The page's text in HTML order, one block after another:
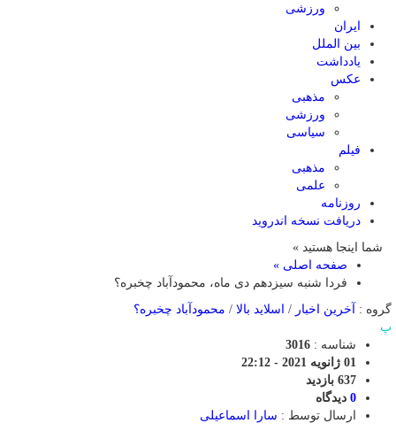
ورزشی
ایران
بین الملل
یادداشت
عکس
مذهبی
ورزشی
سیاسی
فیلم
مذهبی
علمی
روزنامه
دریافت نسخه اندروید
شما اینجا هستید »
صفحه اصلی »
فردا شنبه سیزدهم دی ماه، محمودآباد چخبره؟
گروه :
آخرین اخبار / اسلاید بالا / محمودآباد چخبره؟
پ
شناسه : 3016
01 ژانویه 2021 - 22:12
637 بازدید
0 دیدگاه
ارسال توسط : سارا اسماعیلی